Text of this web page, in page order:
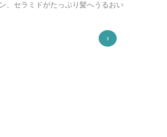
、セラミドがたっぷり髪へうるおい
›